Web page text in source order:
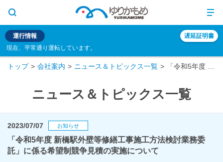
運行情報
現在、平常通り運転しています。
遅延証明書
トップ 会社案内 ニュース＆トピックス一覧
ニュース＆トピックス一覧
2023/07/07 お知らせ
「令和5年度 新橋駅外壁等修繕工事施工方法検討業務委
託」に係る希望制競争見積の実施について